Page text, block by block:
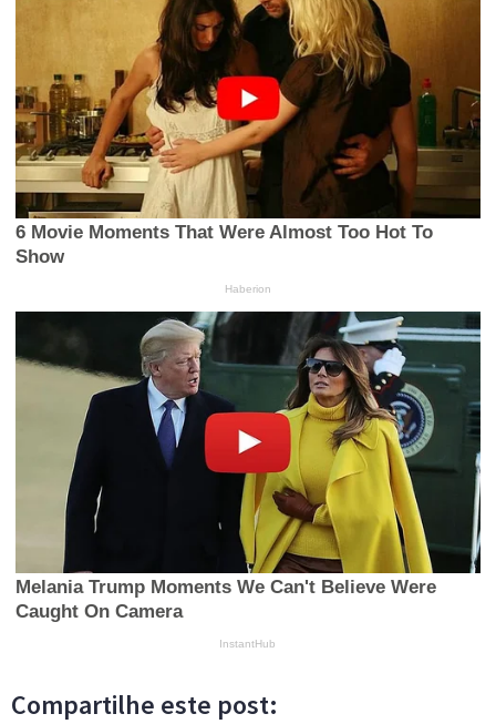
Compartilhe este post: